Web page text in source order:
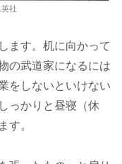
社
ます。机に向かって
の武道家になるには
をしないといけない
っかりと昼寝（休
す。